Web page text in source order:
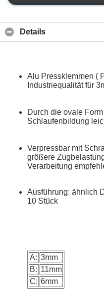
Details
Alu Pressklemmen (
Industriequalität für
Durch die ovale
Schlaufenbildung
Verpressbar mit
größere
Verarbeitung
Ausführung: ähnlich
10 Stück
A: 3mm
B: 11mm
C: 6mm